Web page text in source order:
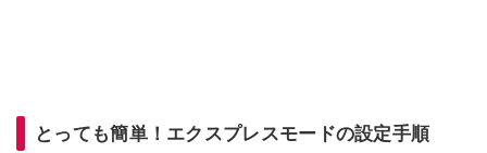
とっても簡単！エクスプレスモードの設定手順